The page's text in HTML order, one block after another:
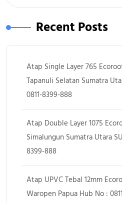
Recent Posts
Atap Single Layer 765
Tapanuli Selatan Sumatra
0811-8399-888
Atap Double Layer 1075
Simalungun Sumatra Utara
8399-888
Atap UPVC Tebal 12mm
Waropen Papua Hub No :